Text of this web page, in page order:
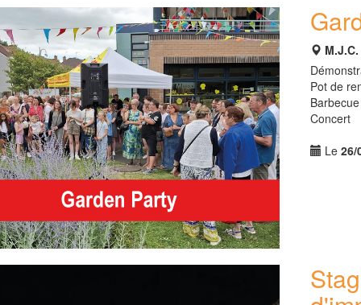
Pot de
Barbecue
Concert
Le26/